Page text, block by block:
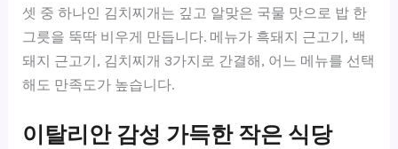
셋 중 하나인 김치찌개는 깊고 알맞은 국물 맛으로 밥 한
그릇을 뚝딱 비우게 만듭니다. 메뉴가 흑돼지 근고기, 백
돼지 근고기, 김치찌개 3가지로 간결해, 어느 메뉴를 선택
해도 만족도가 높습니다.
이탈리안 감성 가득한 작은 식당